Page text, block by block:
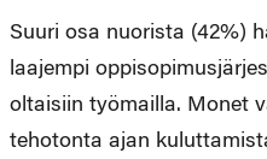
Suuri osa nuorista (42%)
laajempi
oltaisiin työmailla. Monet
tehotonta ajan